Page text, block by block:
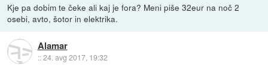
Kje pa dobim te čeke ali kaj je fora? Meni piše 32eur na noč 2
osebi, avto, šotor in elektrika.
Alamar
::24. avg 2017, 19:32